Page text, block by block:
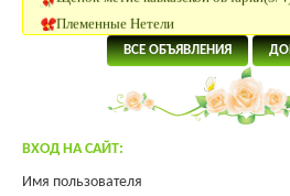
Племенные Нетели
Нетели Черно-пестрой породы
КРС Казахской Белоголовой породы
Нетели породы Абердин Ангус
Нубийский козлик
Участок 180 км от Москвы
ВСЕ ОБЪЯВЛЕНИЯ
ВХОД НА САЙТ:
Имя пользователя